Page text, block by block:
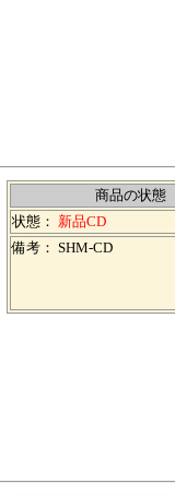
商品の状態
状態： 新品CD
備考： SHM-CD